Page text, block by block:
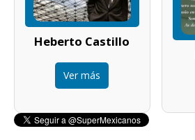
Heberto Castillo
Ver más